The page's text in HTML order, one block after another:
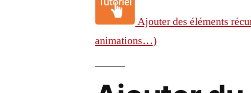
Ajouter des éléments
animations…)